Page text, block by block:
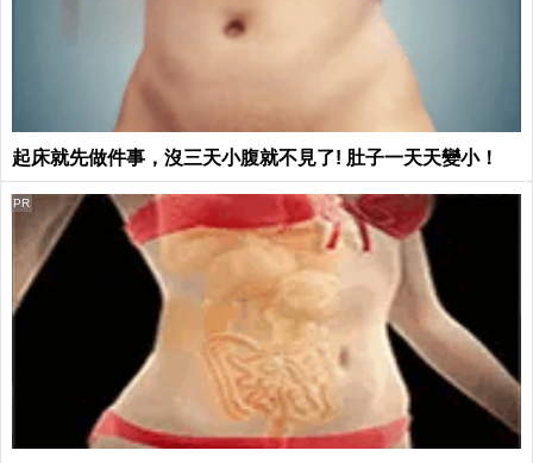
起床就先做件事，沒三天小腹就不見了! 肚子一天天變小！
PR